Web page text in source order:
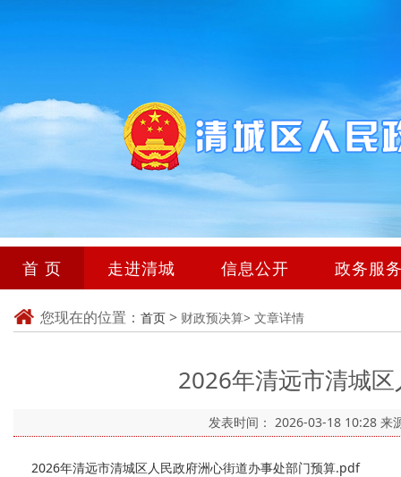
首 页 走进清城 信息公开 政务服
您现在的位置： 首页 > 财政预决算> 文章详情
2026年清远市清城
发表时间： 2026-03-18 10:28 来
2026年清远市清城区人民政府洲心街道办事处部门预算.pdf